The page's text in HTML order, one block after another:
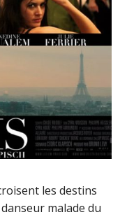
les destins
malade du